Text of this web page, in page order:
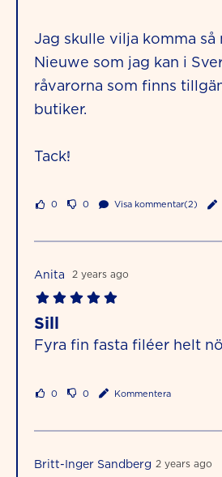
Jag skulle vilja komma så
Nieuwe som jag kan i
råvarorna som finns
butiker.
Tack!
0 0 Visa kommentar(2)
Anita 2 years ago
Sill
Fyra fin fasta filéer helt
0 0 Kommentera
Britt-Inger Sandberg 2 years ago